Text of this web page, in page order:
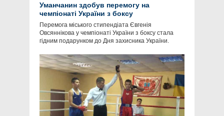
Уманчанин здобув перемогу на
чемпіонаті України з боксу
Перемога міського стипендіата Євгенія
Овсяннікова у чемпіонаті України з боксу стала
гідним подарунком до Дня захисника України.